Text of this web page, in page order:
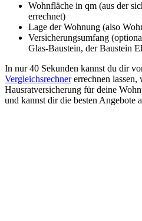
Wohnfläche in qm (aus der
errechnet)
Lage der Wohnung (also
Versicherungsumfang
Glas-Baustein, der Baustein
In nur 40 Sekunden kannst du dir
Vergleichsrechnererrechnen lassen,
Hausratversicherung für deine
und kannst dir die besten Angebote